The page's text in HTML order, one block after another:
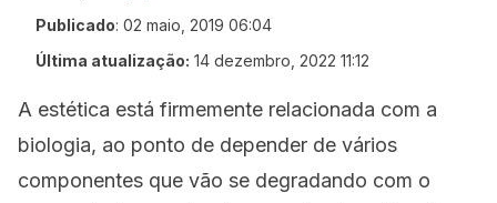
Publicado: 02 maio, 2019 06:04
Última atualização: 14 dezembro, 2022 11:12
A estética está firmemente relacionada com a
biologia, ao ponto de depender de vários
componentes que vão se degradando com o